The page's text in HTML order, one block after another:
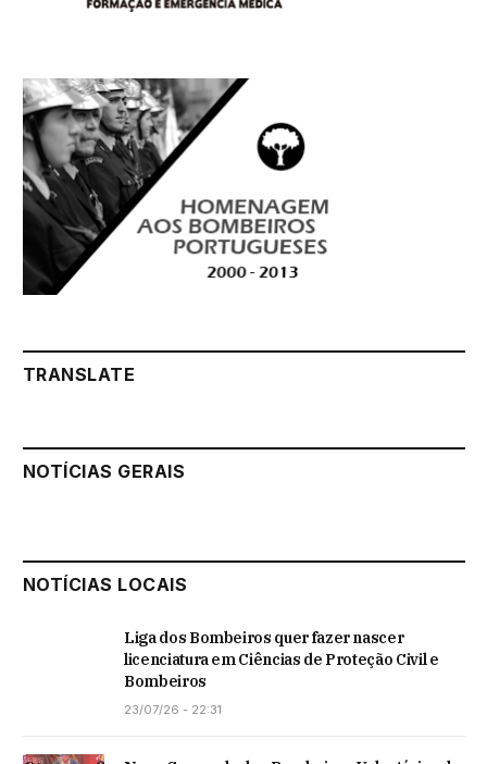
TRANSLATE
NOTÍCIAS GERAIS
NOTÍCIAS LOCAIS
Liga dos Bombeiros quer fazer nascer
licenciatura em Ciências de Proteção Civil e
Bombeiros
23/07/26 - 22:31